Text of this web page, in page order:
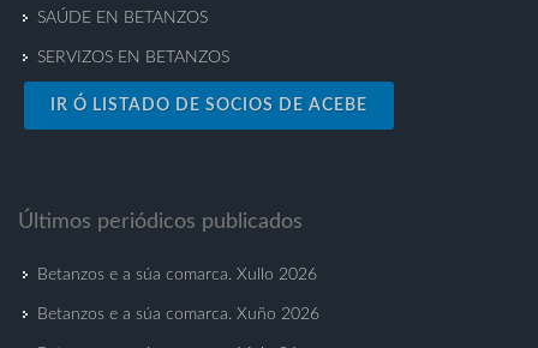
SAÚDE EN BETANZOS
SERVIZOS EN BETANZOS
IR Ó LISTADO DE SOCIOS DE ACEBE
Últimos periódicos publicados
Betanzos e a súa comarca. Xullo 2026
Betanzos e a súa comarca. Xuño 2026